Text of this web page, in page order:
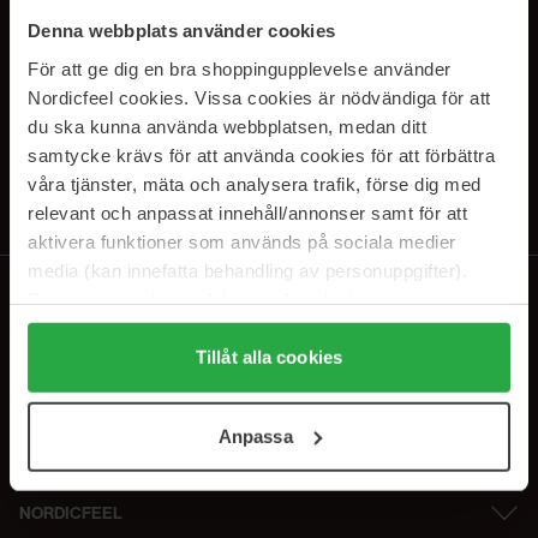
Denna webbplats använder cookies
För att ge dig en bra shoppingupplevelse använder
Nordicfeel cookies. Vissa cookies är nödvändiga för att
du ska kunna använda webbplatsen, medan ditt
samtycke krävs för att använda cookies för att förbättra
våra tjänster, mäta och analysera trafik, förse dig med
relevant och anpassat innehåll/annonser samt för att
aktivera funktioner som används på sociala medier
media (kan innefatta behandling av personuppgifter).
Genom att trycka på "Tillåt alla cookies" accepterar du
alla cookies, medan du under "Detaljer" kan anpassa
användningen av cookies. Du kan när som helst återkalla
samt vår Integritetspolicy.
Tillåt alla cookies
Anpassa
SUBSCRIBE TO OUR
NEWSLETTER
E-postadresse
Ved å abonnere godtar du vårpersonvernerklæring. Du kan melde deg
NORDICFEEL